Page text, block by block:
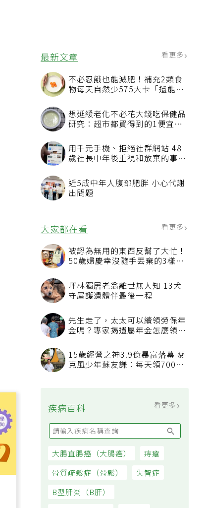
最新文章 看更多
不必忍餓也能減肥！補充2類食
物每天自然少575大卡「還能吃
想延緩老化不必花大錢吃保健品
研究：超市都買得到的1便宜食
用千元手機、拒絕社群網站 48
歲社長中年後重視和放棄的事：
近5成中年人腹部肥胖 小心代謝
出問題
大家都在看
被認為無用的東西反幫了大忙！
50歲婦慶幸沒隨手丟棄的3樣物
坪林獨居老翁離世無人知 13犬
守屋護遺體伴最後一程
先生走了，太太可以續領勞保年
看順位還要看資格
15歲經營之神3.9億暴富落幕 麥
疾病百科